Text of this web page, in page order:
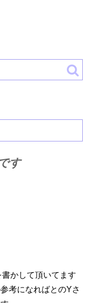
す
かして頂いてます
考になればとのYさ